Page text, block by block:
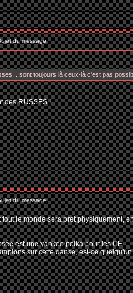
du message:
sont toujours là ceux-là c'est pas
desRUSSES!
du message:
le monde sera pret physiquement,
est une yankee polka pour les CE.
sur cette danse, est-ce